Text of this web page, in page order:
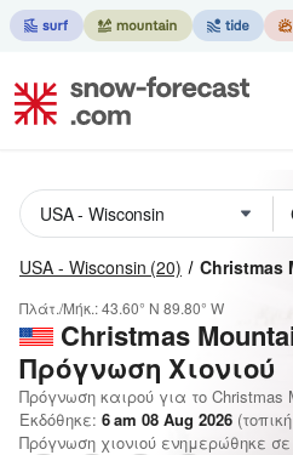
USA - Wisconsin (20) Christmas
Πλάτ./Μήκ.:43.60° N 89.80° W
Christmas
Πρόγνωση Χιονιού
Πρόγνωση καιρού για το Christmas
Εκδόθηκε: 6 am 08 Aug 2026
Πρόγνωση χιονιού ενημερώθηκε σε